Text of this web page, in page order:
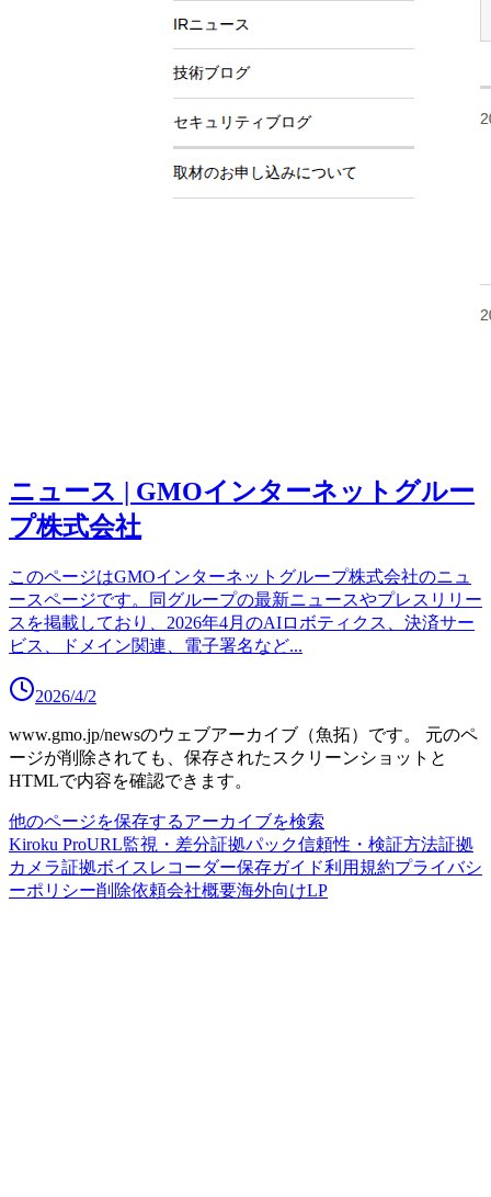
ニュース | GMOインターネットグルー
プ株式会社
このページはGMOインターネットグループ株式会社のニュ
ースページです。同グループの最新ニュースやプレスリリー
スを掲載しており、2026年4月のAIロボティクス、決済サー
ビス、ドメイン関連、電子署名など...
2026/4/2
www.gmo.jp/newsのウェブアーカイブ（魚拓）です。
元のペ
ージが削除されても、保存されたスクリーンショットと
HTMLで内容を確認できます。
他のページを保存するアーカイブを検索
Kiroku ProURL監視・差分証拠パック信頼性・検証方法証拠
カメラ証拠ボイスレコーダー保存ガイド利用規約プライバシ
ーポリシー削除依頼会社概要海外向けLP